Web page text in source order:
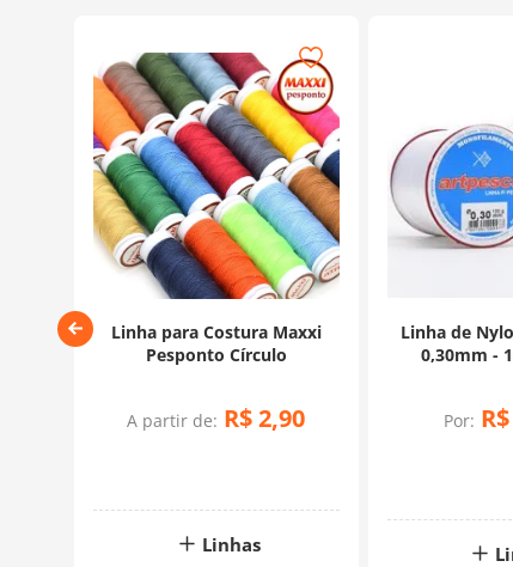
Linha para Costura Maxxi
Pesponto Círculo
A partir de: R$2,90
Linhas
Linha de
0,30mm -
Por: R$